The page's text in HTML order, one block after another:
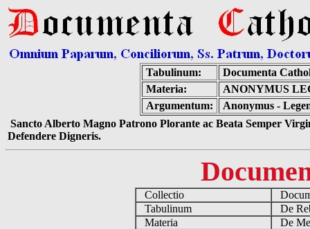
Tabulinum:
Documenta
Materia:
ANONYMUS
Argumentum:
Anonymus -
Sancto Alberto Magno Patrono Plorante ac Beata Semper
Defendere Digneris.
Collectio
Tabulinum
De
Materia
De